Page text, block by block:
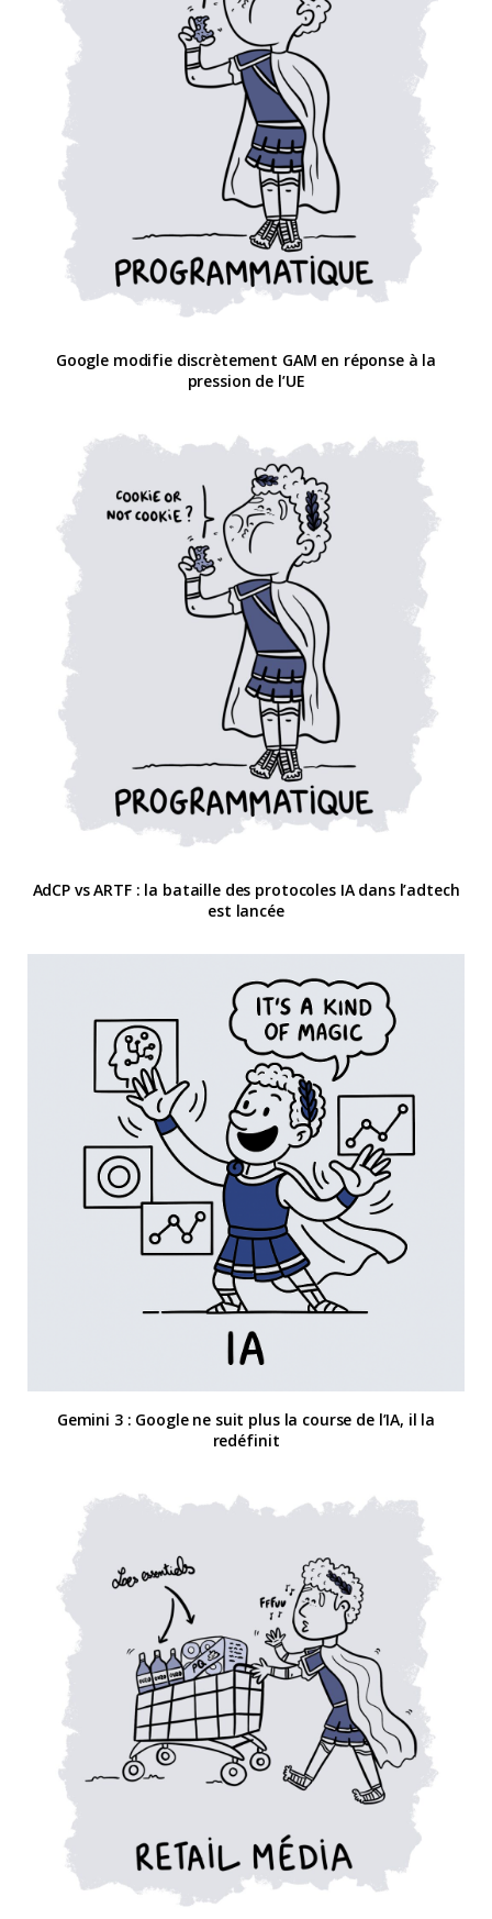
Google modifie discrètement GAM en réponse à la
pression de l’UE
AdCP vs ARTF : la bataille des protocoles IA dans l’adtech
est lancée
Gemini 3 : Google ne suit plus la course de l’IA, il la
redéfinit